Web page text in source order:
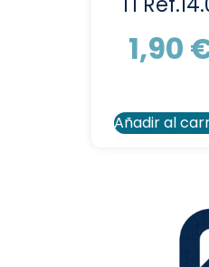
1,90
Añadir al